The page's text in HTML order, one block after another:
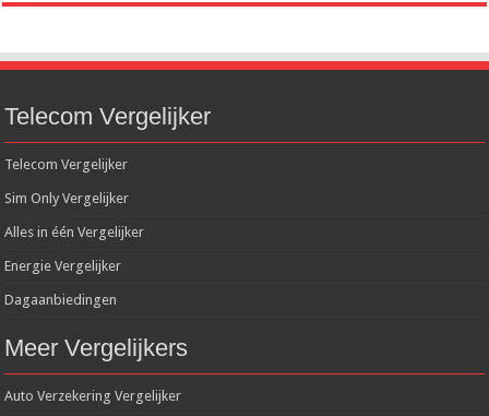
Telecom Vergelijker
Telecom Vergelijker
Sim Only Vergelijker
Alles in één Vergelijker
Energie Vergelijker
Dagaanbiedingen
Meer Vergelijkers
Auto Verzekering Vergelijker